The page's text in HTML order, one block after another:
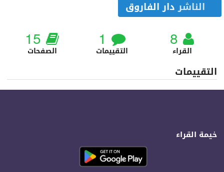
الناشردار الفاروق
القراء 1
التقييمات 15
الصفحات
التقييمات
خيمة القراء